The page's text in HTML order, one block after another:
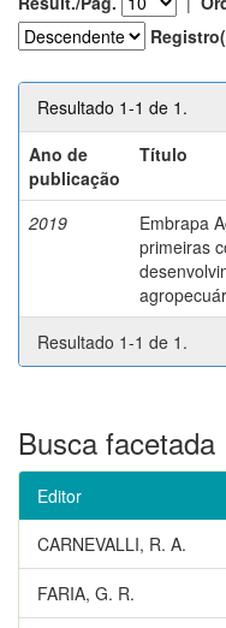
Resultado 1-1 de 1.
Ano de
publicação
Título
2019
Embrapa
primeiras
Resultado 1-1 de 1.
Busca facetada
Editor
CARNEVALLI, R. A.
FARIA, G. R.